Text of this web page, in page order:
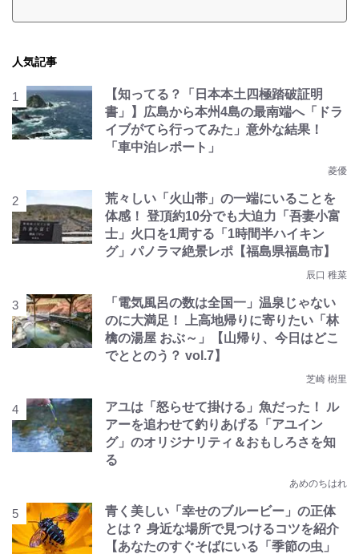
人気記事
【知ってる？「日本本土四極踏破証明
書」】広島から本州4島の最南端へ「ドラ
イブがてら行ってみた」意外な結果！
「車中泊レポート」
菱優
荒々しい「火山帯」の一端にいることを
体感！ 登頂約10分でも大迫力「吾妻小富
士」火口を1周する「1時間半ハイキン
グ」パノラマ絶景レポ【福島県福島市】
辰口 稚菜
「電気風呂の数は全国一」温泉じゃない
のに大満足！ 上高地帰りに寄りたい「林
檎の湯屋 おぶ～」【山帰り、今日はどこ
でととのう？ vol.7】
芝崎 樹里
アユは「怒らせて掛ける」魚だった！ ル
アーを追わせて釣りあげる「アユイン
グ」のオリジナリティ＆おもしろさを知
る
あめのちはれ
青く美しい「幸せのブルービー」の正体
とは？ 身近な場所で見つけるコツを紹介
【あなたのすぐそばにいる「季節の虫」